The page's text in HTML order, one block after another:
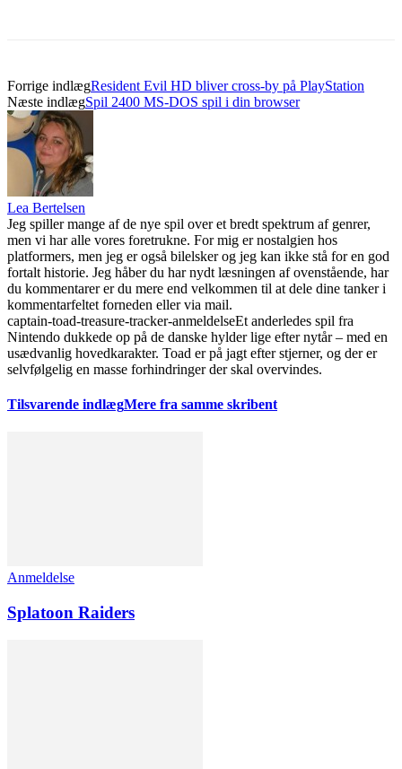
Forrige indlægResident Evil HD bliver cross-by på PlayStation
Næste indlægSpil 2400 MS-DOS spil i din browser
Lea Bertelsen
Jeg spiller mange af de nye spil over et bredt spektrum af genrer,
men vi har alle vores foretrukne. For mig er nostalgien hos
platformers, men jeg er også bilelsker og jeg kan ikke stå for en god
fortalt historie. Jeg håber du har nydt læsningen af ovenstående, har
du kommentarer er du mere end velkommen til at dele dine tanker i
kommentarfeltet forneden eller via mail.
captain-toad-treasure-tracker-anmeldelseEt anderledes spil fra
Nintendo dukkede op på de danske hylder lige efter nytår – med en
usædvanlig hovedkarakter. Toad er på jagt efter stjerner, og der er
selvfølgelig en masse forhindringer der skal overvindes.
Tilsvarende indlægMere fra samme skribent
Anmeldelse
Splatoon Raiders